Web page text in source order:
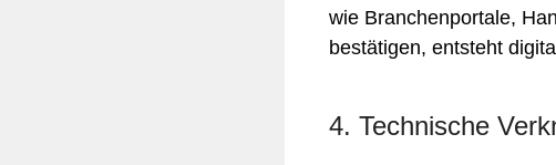
wie Branchenportale,
bestätigen, entsteht
4. Technische